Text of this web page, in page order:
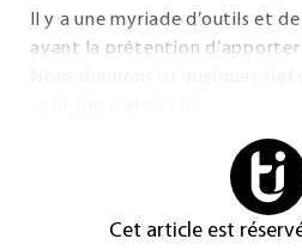
Il y a une myriade d’outils et
ayant la prétention
Cet article est